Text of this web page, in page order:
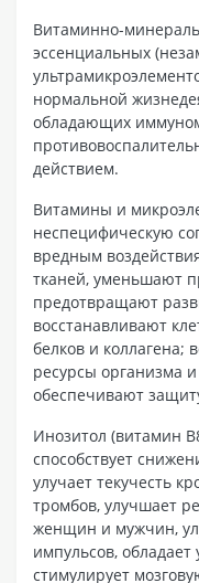
Витаминно-
эссенциальных
нормальной
обладающих
действием.
Витамины и
неспецифическую
вредным
тканей, уменьшают
предотвращают
восстанавливают
белков и коллагена;
ресурсы организма
обеспечивают
Инозитол (витамин
способствует
улучает текучесть
тромбов, улучшает
женщин и мужчин,
импульсов,
стимулирует